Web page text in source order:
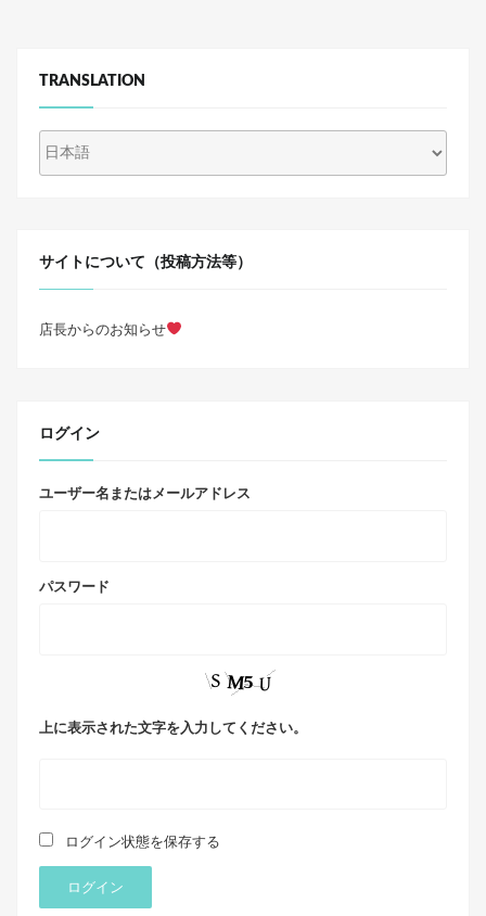
TRANSLATION
サイトについて（投稿方法等）
店長からのお知らせ
ログイン
ユーザー名またはメールアドレス
パスワード
上に表示された文字を入力してください。
ログイン状態を保存する
ログイン